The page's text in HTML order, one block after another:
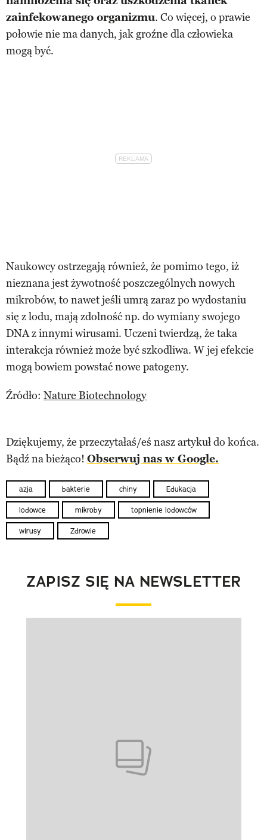
zainfekowanego organizmu. Co więcej, o prawie
połowie nie ma danych, jak groźne dla człowieka
mogą być.
Naukowcy ostrzegają również, że pomimo tego, iż
nieznana jest żywotność poszczególnych nowych
mikrobów, to nawet jeśli umrą zaraz po wydostaniu
się z lodu, mają zdolność np. do wymiany swojego
DNA z innymi wirusami. Uczeni twierdzą, że taka
interakcja również może być szkodliwa. W jej efekcie
mogą bowiem powstać nowe patogeny.
Źródło: Nature Biotechnology
Dziękujemy, że przeczytałaś/eś nasz artykuł do końca.
Bądź na bieżąco! Obserwuj nas w Google.
azja bakterie chiny Edukacja
lodowce mikroby topnienie lodowców
wirusy Zdrowie
ZAPISZ SIĘ NA NEWSLETTER